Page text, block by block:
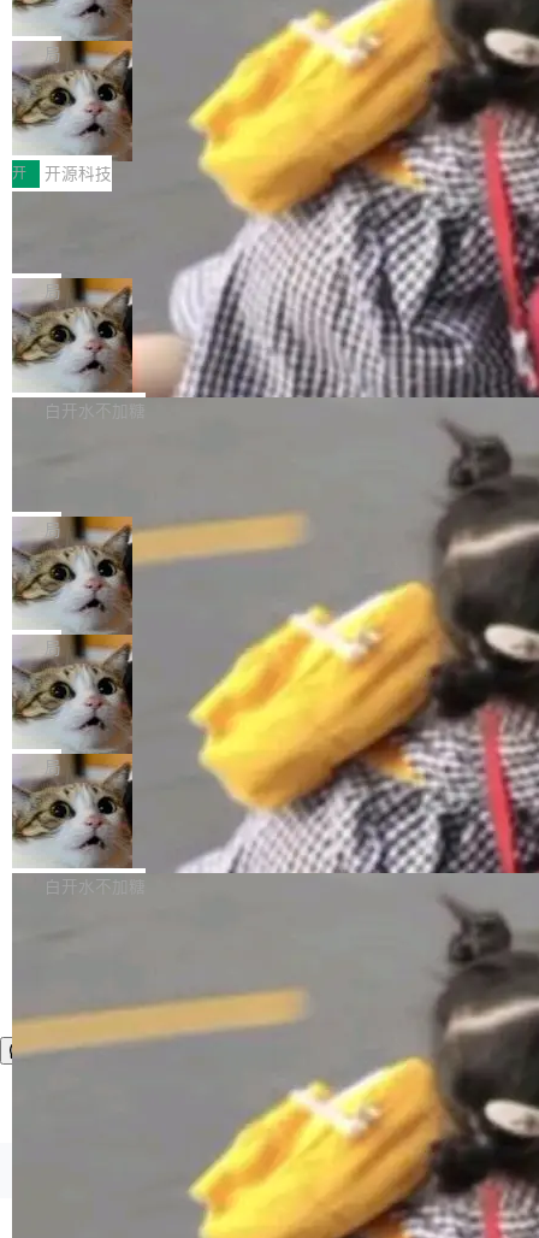
（<a href="https://bugzilla.mozilla.org/show_
bug.cgi?id=204...
orkers 跑了十年 Isolate。用 CEO Matthew Pri
nce 的话说：「我们一生都在用 Isolate 运行代
码，而 AI Agent 不需要容器，它们需要的是 Iso
late。」 容器为什么不合适 容器的问题在于启动
和销毁都太重了。一个 Agent 要执行的任务可能
只需要几毫秒的 CPU 时间，但容器从冷启动到
就绪要花数秒。如果未来有十...
诉讼，称“Apple is getting this wron
g”
上个月，苹果一纸诉状把 OpenAI 告上法庭，指
控其挖角苹果前员工并窃取商业秘密。苹果的诉
状把 OpenAI 描述成一个系统性地从前东家挖
人、套取机密信息的对手。 OpenAI 没发律师
函，也没选择庭外沉默。它在官网贴了一篇博
文，标题只有六个字：Apple is getting this wro
ng。 然后，它把邮件往来和 iMessage 聊天记
录全贴了出来。 他发错人了 苹果外部律师 Gabr
iel Gross 来自 Weil 律所，2 月 23 日下午 5:53
给 OpenAI 总法律顾问 Che Chang 发了封邮
件，附了一封长信，要求 OpenAI 配合调查前苹
果员工带走机密信...
局
HUAWEI MatePad Edge上架WorkBu
ddy鸿蒙PC版，说话就能干活的AI办公
搭子
全能AI工作台WorkBuddy鸿蒙PC版上架HUAWE
I MatePad Edge应用市场，直接下载即可使
用，与鸿蒙电脑上的体验一致。值得一提的是，
这是目前市面上唯一支持平板接入WorkBuddy P
C版的产品，搭载“人机双写”重磅功能——你写
你的，AI写AI的，同屏协作互不干扰。一句话让
AI帮你干活，现在开启全新体验！ 温馨提示：
体验WorkBuddy鸿蒙PC版前，请将 HUAWEI M
atePad Edge 升级至 HarmonyOS 6.1.0.135S
P9 patch03及以上版本。 *升级路径：设置 > 搜
开 开源科技
FFmpeg 9.0 发布：代号“Lei”，以此纪
全球知名开源多媒体框架 FFmpeg 今天正式发
布了 9.0 版本。这个版本除了带来新一代音视频
处理能力和硬件加速支持之外，还有一个特殊之
处：FFmpeg 9.0 的代号是“Lei”。 这个名字，
来自中国开发者雷霄骅（Lei Xiaohua）。 对于
很多中国音视频开发者而言，这个名字并不陌
“启蒙老师”。 而今年，恰好是雷霄骅离世十周
年。FFmpeg 社区最终选择用一个大版本的名
字，留下了这份纪念。 雷霄骅曾是中国传媒大学
数字电视技术方向的博士生，长期从事视频、音
频技...
局
亚马逊成本失控：AI 写代码烧掉 1215
万元，超预算 860%
外媒近日曝光了亚马逊的多份内部报告显示，AI
导致公司在多个项目上超支。《金融时报》报道
编写程序，目标是完成电商平台作者信息与商品
列表的数据匹配 —— 一项常规的数据处理任
务，最终却产生了 180 万美元的账单，实际支出
超出原定预算 860%。 更令人意外的是，该项目
最终并未成功落地，而高额算力消耗持续运行长
达 5 个月，公司直到财务对账时才察觉异常。这
意味着一个无人看管的 AI 程序，在近半年时间
里日夜不停地"烧钱"。 复盘显示，...
白开水不加糖
e CEO Clément Delangue 在 CNBC 的采访里
没有拐弯抹角。他说中国正在赢得 AI 竞赛，而
且按目前的速度，中国 AI 工具预计在今年底或
2027 年就能追上美国前沿实验室的水平。 Dela
ngue 把原因归结为一件事：开放协作。中国的
AI 开发者在一个共享和协作的生态里加速迭代，
而美国模型厂商在"闭门造车"。他的原话是 "buil
ding in silos"——各自为战，互不通气。 这个判
断从他嘴里说出来分量不同。Hugging Face 是
全球最大的开源 AI 平台，上面跑着上百万个模
型。谁在开源赛道上领先，...
局
当 AI agent 把源码变成了最好的扩展系
统，开发者工具必须开源
五年前，David Crawshaw 问过很多软件工程师
一个问题：你写过什么给自己用的程序？答案几
乎都是没有。工程师们整天用别人写的程序写程
序给别人用。偶尔有人自己写个博客系统、智能
家居控制、家庭实验室，都算稀奇事。 Crawsh
aw 是 Shelley 的作者，一个开源 AI coding age
nt。他最近在博客上写了一篇文章，核心论点很
简单：开发者工具必须开源。 理由不是传统的自
由软件情怀，而是一个跟 AI agent 直接相关的
技术判断。 两行 prompt 就能个性化任何软件 C
局
DeepSeek Harness 宣布内测邀请，全
网最大规模开源 Agent 路演现场诞生
一条内测招募帖，发出去的时候大概没人想到它
会变成一场开源 Agent 生态的路演。 8月1日，
DeepSeek Harness 团队负责人崔添翼（tiany
i）在 X 上发帖： 「如果你是 Agent Harness 相
关开源项目的开发者，希望参加 DeepSeek Har
ness 的内测，可以回复或私信联系我。请附上
Harness 负责把能力落到真实环境中——调用工
具、读写文件、管理上下文、处理错误、完成闭
环。崔添翼招人的标...
局
商汤 SenseNova U1.5-Lite-Preview
开源
商汤科技宣布面向社区开源轻量级统一多模态模
型的预览版本 SenseNova U1.5-Lite-Preview。
理解、推理、生成与编辑，还仅以 8B-MoT 的轻
量大小，将能力推进到4K、更精细的真实质感、
更复杂的视觉控制和可持续迭代编辑。 相比 U
1，U1.5-Lite-Preview 在以下方向上带来了显著
提升： 原生支持4K图像生成； 更精细的局部纹
理、细节与真实世界质感； 更准确的中英文文字
生成与复杂版式组织； 更稳定的图...
白开水不加糖
©OSCHINA(OSChina.NET) 京ICP备2025119063号